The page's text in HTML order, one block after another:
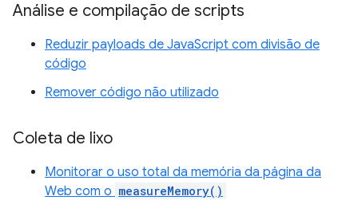
Análise e compilação de scripts
Reduzir payloads de JavaScript com divisão de
código
Remover código não utilizado
Coleta de lixo
Monitorar o uso total da memória da página da
Web com o measureMemory()